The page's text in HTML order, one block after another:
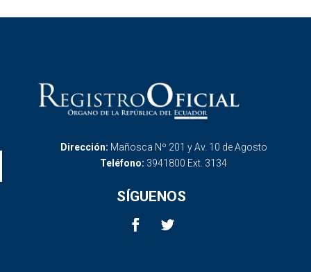
Dirección: Mañosca Nº 201 y Av. 10 de Agosto
Teléfono: 3941800 Ext. 3134
SÍGUENOS